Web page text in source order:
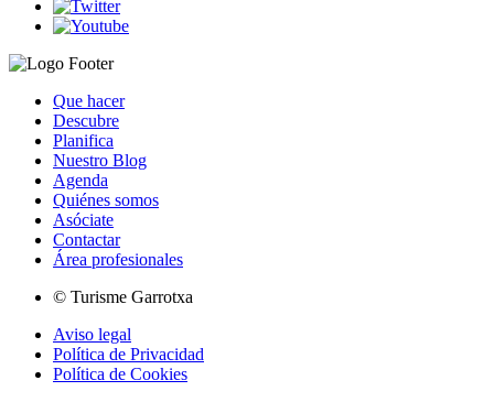
Que hacer
Descubre
Planifica
Nuestro Blog
Agenda
Quiénes somos
Asóciate
Contactar
Área profesionales
© Turisme Garrotxa
Aviso legal
Política de Privacidad
Política de Cookies